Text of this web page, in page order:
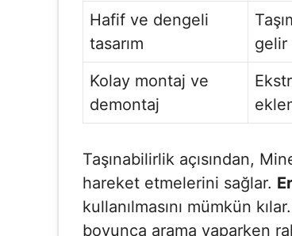
Hafif ve dengeli
tasarım
gelir
Kolay montaj ve
demontaj
Taşınabilirlik açısından,
hareket etmelerini sağlar.
kullanılmasını mümkün
boyunca arama yaparken